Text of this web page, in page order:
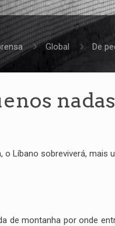
Global De
o Líbano sobreviverá, mais
de montanha por onde